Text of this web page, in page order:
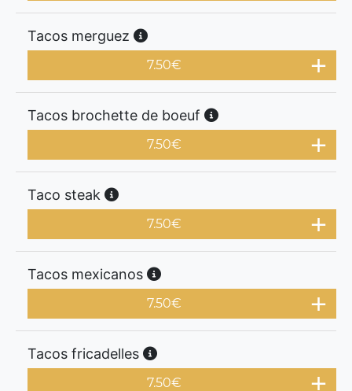
Tacos merguez
7.50€
Tacos brochette de boeuf
7.50€
Taco steak
7.50€
Tacos mexicanos
7.50€
Tacos fricadelles
7.50€